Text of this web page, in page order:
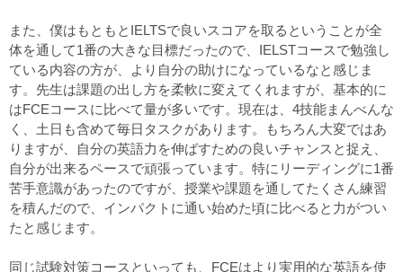
また、僕はもともとIELTSで良いスコアを取るということが全
体を通して1番の大きな目標だったので、IELSTコースで勉強し
ている内容の方が、より自分の助けになっているなと感じま
す。先生は課題の出し方を柔軟に変えてくれますが、基本的に
はFCEコースに比べて量が多いです。現在は、4技能まんべんな
く、土日も含めて毎日タスクがあります。もちろん大変ではあ
りますが、自分の英語力を伸ばすための良いチャンスと捉え、
自分が出来るペースで頑張っています。特にリーディングに1番
苦手意識があったのですが、授業や課題を通してたくさん練習
を積んだので、インパクトに通い始めた頃に比べると力がつい
たと感じます。
同じ試験対策コースといっても、FCEはより実用的な英語を使